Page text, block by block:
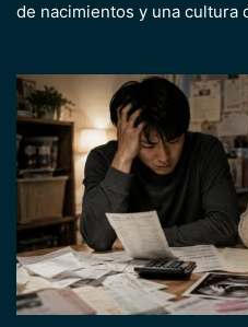
de nacimientos y una cultura